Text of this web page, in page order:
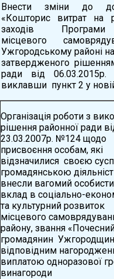
Внести зміни до
«Кошторис витрат на
заходів Програми
місцевого
Ужгородському районі
затвердженого
ради від
виклавши пункт 2 у
Організація роботи з
рішення районної ради
23.03.2007р. №124 щодо
присвоєння особам, які
відзначилися своєю
громадянською
внесли вагомий
вклад в соціально-
та культурний розвиток
місцевого
району, звання
громадянин
відповідним
виплатою одноразової
винагороди